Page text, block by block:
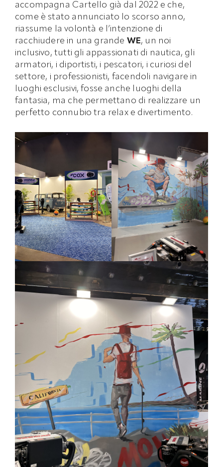
accompagna Cartello già dal 2022 e che,
come è stato annunciato lo scorso anno,
riassume la volontà e l’intenzione di
racchiudere in una grande WE, un noi
inclusivo, tutti gli appassionati di nautica, gli
armatori, i diportisti, i pescatori, i curiosi del
settore, i professionisti, facendoli navigare in
luoghi esclusivi, fosse anche luoghi della
fantasia, ma che permettano di realizzare un
perfetto connubio tra relax e divertimento.